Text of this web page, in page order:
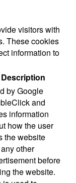
visitors with
These cookies
information to
Description
by Google
and
information
how the user
the website
other
before
the website.